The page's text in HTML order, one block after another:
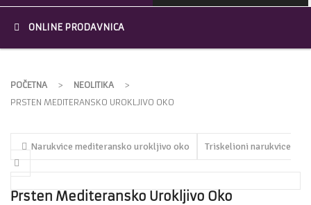
ONLINE PRODAVNICA
POČETNA > NEOLITIKA
>
PRSTEN MEDITERANSKO UROKLJIVO OKO
Narukvice mediteransko urokljivo oko Triskelioni narukvice
Prsten Mediteransko Urokljivo Oko